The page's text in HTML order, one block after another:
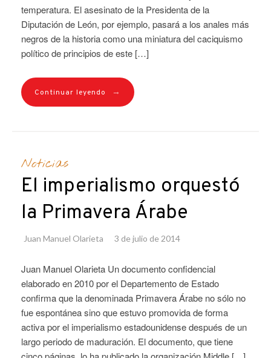
temperatura. El asesinato de la Presidenta de la
Diputación de León, por ejemplo, pasará a los anales más
negros de la historia como una miniatura del caciquismo
político de principios de este […]
Continuar leyendo →
Noticias
El imperialismo orquestó
la Primavera Árabe
Juan Manuel Olarieta 3 de julio de 2014
Juan Manuel Olarieta Un documento confidencial
elaborado en 2010 por el Departemento de Estado
confirma que la denominada Primavera Árabe no sólo no
fue espontánea sino que estuvo promovida de forma
activa por el imperialismo estadounidense después de un
largo periodo de maduración. El documento, que tiene